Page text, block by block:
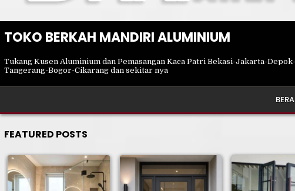
TOKO BERKAH MANDIRI ALUMINIUM
Tukang Kusen Aluminium dan Pemasangan Kaca Patri Bekasi-Jakarta-Depok-
Tangerang-Bogor-Cikarang dan sekitar nya
FEATURED POSTS